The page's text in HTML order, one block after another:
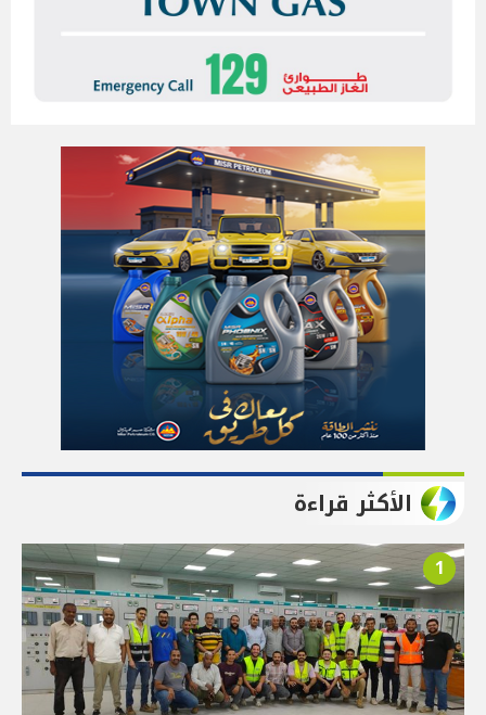
الأكثر قراءة
1